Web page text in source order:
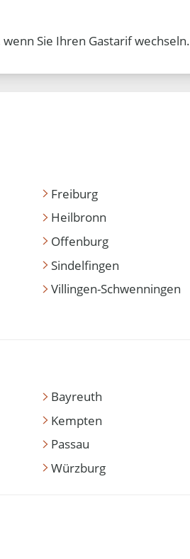
Sie Ihren Gastarif wechseln.
Freiburg
Heilbronn
Offenburg
Sindelfingen
Villingen-Schwenningen
Bayreuth
Kempten
Passau
Würzburg